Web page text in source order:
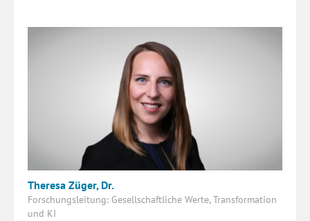
Theresa Züger, Dr.
Forschungsleitung: Gesellschaftliche Werte, Transformation
und KI